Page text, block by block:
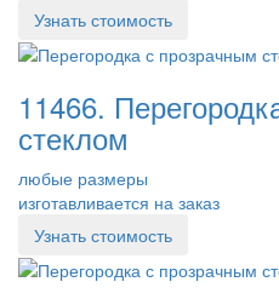
Узнать стоимость
11466.
стеклом
любые размеры
изготавливается на заказ
Узнать стоимость